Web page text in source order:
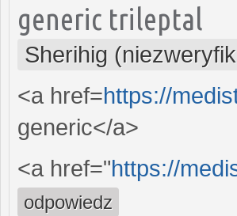
generic trileptal
Sherihig
<a href=https://
generic</a>
<a href="https://
odpowiedz